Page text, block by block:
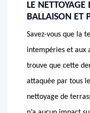
LE NETTOYAGE
BALLAISON ET
Savez-vous que la
intempéries et aux
trouve que cette
attaquée par tous
nettoyage de